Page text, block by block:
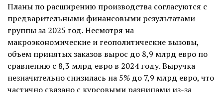
Планы по расширению производства согласуются с
предварительными финансовыми результатами
группы за 2025 год. Несмотря на
макроэкономические и геополитические вызовы,
объем принятых заказов вырос до 8,9 млрд евро по
сравнению с 8,3 млрд евро в 2024 году. Выручка
незначительно снизилась на 5% до 7,9 млрд евро, что
частично связано с курсовыми разницами из-за